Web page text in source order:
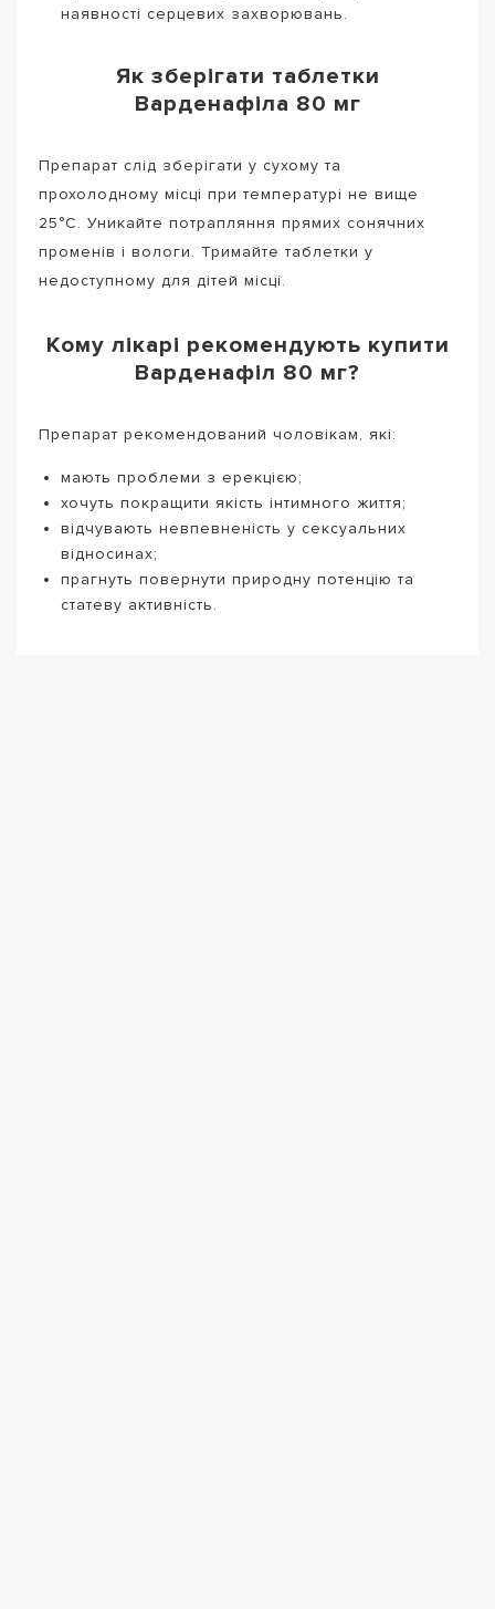
наявності серцевих захворювань.
Як зберігати таблетки
Варденафіла 80 мг
Препарат слід зберігати у сухому та
прохолодному місці при температурі не вище
25°C. Уникайте потрапляння прямих сонячних
променів і вологи. Тримайте таблетки у
недоступному для дітей місці.
Кому лікарі рекомендують купити
Варденафіл 80 мг?
Препарат рекомендований чоловікам, які:
мають проблеми з ерекцією;
хочуть покращити якість інтимного життя;
відчувають невпевненість у сексуальних
відносинах;
прагнуть повернути природну потенцію та
статеву активність.